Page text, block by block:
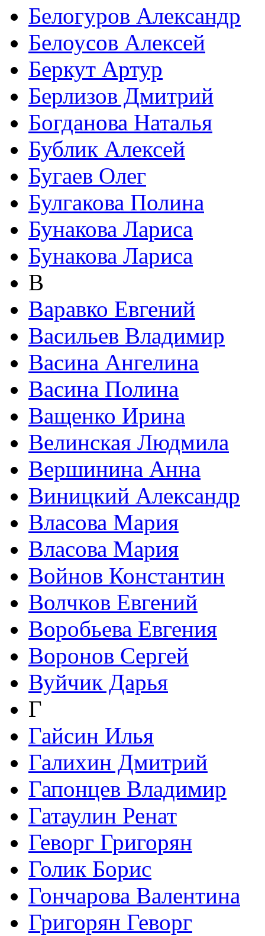
Белогуров Александр
Белоусов Алексей
Беркут Артур
Берлизов Дмитрий
Богданова Наталья
Бублик Алексей
Бугаев Олег
Булгакова Полина
Бунакова Лариса
Бунакова Лариса
В
Варавко Евгений
Васильев Владимир
Васина Ангелина
Васина Полина
Ващенко Ирина
Велинская Людмила
Вершинина Анна
Виницкий Александр
Власова Мария
Власова Мария
Войнов Константин
Волчков Евгений
Воробьева Евгения
Воронов Сергей
Вуйчик Дарья
Г
Гайсин Илья
Галихин Дмитрий
Гапонцев Владимир
Гатаулин Ренат
Геворг Григорян
Голик Борис
Гончарова Валентина
Григорян Геворг